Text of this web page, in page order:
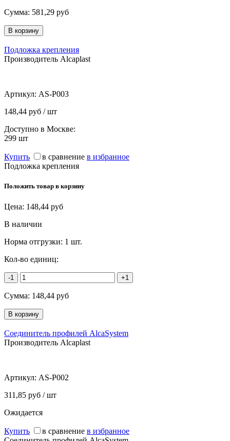
Сумма: 581,29 руб
Подложка крепления
Производитель Alcaplast
Артикул: AS-P003
148,44 руб / шт
Доступно в Москве:
299 шт
Купить в сравнение в избранное
Подложка крепления
Положить товар в корзину
Цена: 148,44 руб
В наличии
Норма отгрузки: 1 шт.
Кол-во единиц:
-1 +1
Сумма: 148,44 руб
Соединитель профилей AlcaSystem
Производитель Alcaplast
Артикул: AS-P002
311,85 руб / шт
Ожидается
Купить в сравнение в избранное